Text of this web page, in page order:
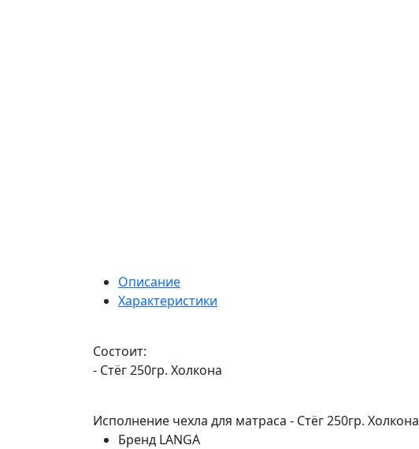
Описание
Характеристики
Состоит:
- Стёг 250гр. Холкона
Исполнение чехла для матраса - Стёг 250гр. Холкона
Бренд LANGA